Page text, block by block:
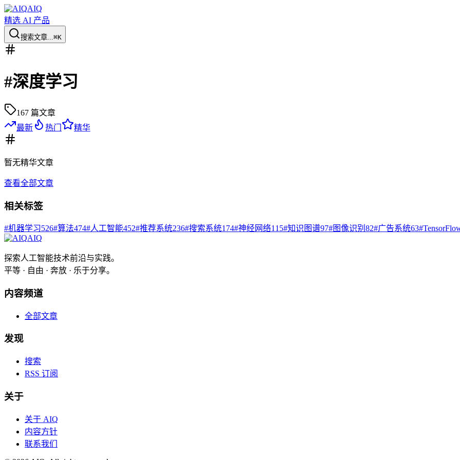
AIQ
精选 AI 产品
搜索文章...⌘K
#深度学习
167 篇文章
最新
热门 精华
暂无精华文章
查看全部文章
相关标签
#机器学习526#算法474#人工智能452#推荐系统236#搜索系统174#神经网络115#知识图谱97#图像识别 82#广告系统63#
AIQ
探索人工智能技术前沿与实践。
平等 · 自由 · 奔放 · 乐于分享。
内容频道
全部文章
发现
搜索
RSS 订阅
关于
关于 AIQ
内容方针
联系我们